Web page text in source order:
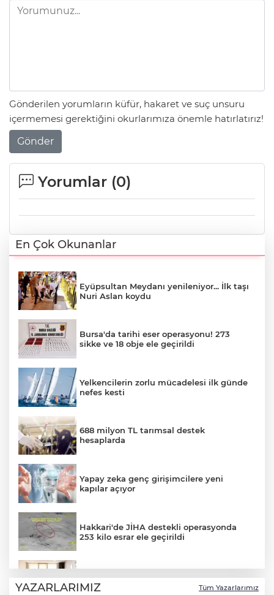
Gönderilen yorumların küfür, hakaret ve suç unsuru
içermemesi gerektiğini okurlarımıza önemle hatırlatırız!
Gönder
Yorumlar (0)
En Çok Okunanlar
Eyüpsultan Meydanı yenileniyor... İlk taşı
Nuri Aslan koydu
Bursa'da tarihi eser operasyonu! 273
sikke ve 18 obje ele geçirildi
Yelkencilerin zorlu mücadelesi ilk günde
nefes kesti
688 milyon TL tarımsal destek
hesaplarda
Yapay zeka genç girişimcilere yeni
kapılar açıyor
Hakkari'de JİHA destekli operasyonda
253 kilo esrar ele geçirildi
nezaket ziyareti
YAZARLARIMIZ Tüm Yazarlarımız